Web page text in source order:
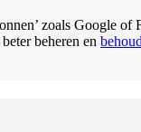
zoals Google
beheren en